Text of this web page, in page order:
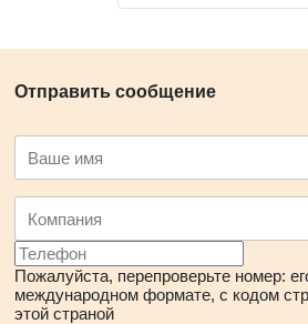
Отправить сообщение
Пожалуйста, перепроверьте номер:
международном формате, с кодом
этой страной